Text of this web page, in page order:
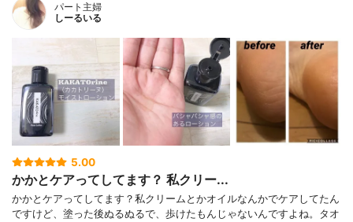
パート主婦
しーるいる
5.00
かかとケアってしてます？ 私クリー...
かかとケアってしてます？私クリームとかオイルなんかでケアしてたん
ですけど、塗った後ぬるぬるで、歩けたもんじゃないんですよね。タオ